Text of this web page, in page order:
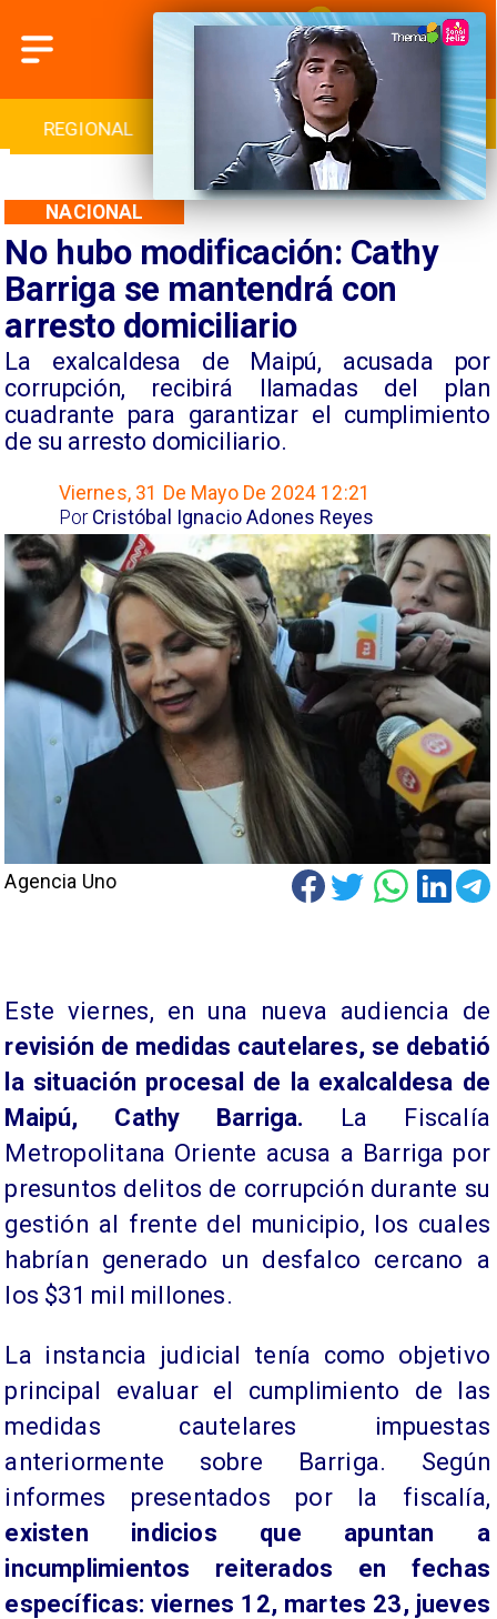
INTERNACIONAL DEPORTES CULTURA
No hubo modificación: Cathy
Barriga se mantendrá con
arresto domiciliario
​La exalcaldesa de Maipú, acusada por
corrupción, recibirá llamadas del plan
cuadrante para garantizar el cumplimiento
de su arresto domiciliario.
NACIONAL
Viernes, 31 De Mayo De 2024 12:21
Cristóbal Ignacio Adones Reyes
Por
Agencia Uno
Este viernes, en una nueva audiencia de
revisión de medidas cautelares, se debatió
la situación procesal de la exalcaldesa de
Maipú, Cathy Barriga.
La Fiscalía
Metropolitana Oriente acusa a Barriga por
presuntos delitos de corrupción durante su
gestión al frente del municipio, los cuales
habrían generado un desfalco cercano a
los $31 mil millones.
La instancia judicial tenía como objetivo
principal evaluar el cumplimiento de las
medidas cautelares impuestas
anteriormente sobre Barriga. Según
informes presentados por la fiscalía,
existen indicios que apuntan a
incumplimientos reiterados en fechas
específicas: viernes 12, martes 23, jueves